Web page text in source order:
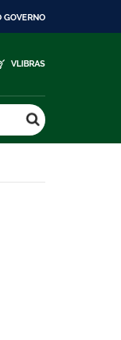
GOVERNO
VLIBRAS